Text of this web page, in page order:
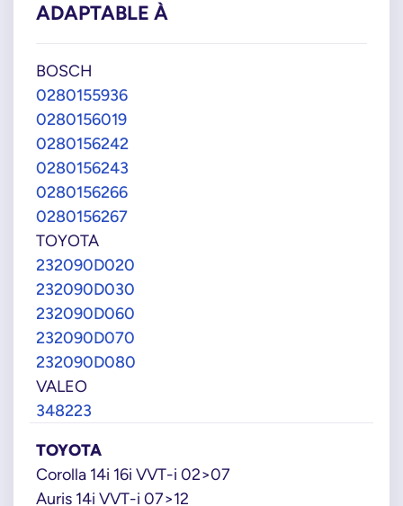
ADAPTABLE À
BOSCH
0280155936
0280156019
0280156242
0280156243
0280156266
0280156267
TOYOTA
232090D020
232090D030
232090D060
232090D070
232090D080
VALEO
348223
TOYOTA
Corolla 14i 16i VVT-i 02>07
Auris 14i VVT-i 07>12